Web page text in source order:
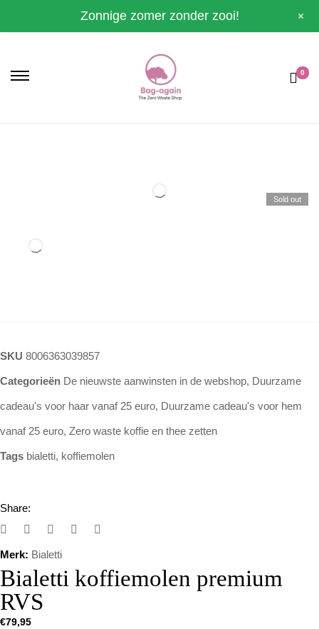
0
Sold out
SKU 8006363039857
Categorieën De nieuwste aanwinsten in de webshop, Duurzame
cadeau's voor haar vanaf 25 euro, Duurzame cadeau's voor hem
vanaf 25 euro, Zero waste koffie en thee zetten
Tags bialetti, koffiemolen
Share:
Merk: Bialetti
Bialetti koffiemolen premium
RVS
€79,95
Zonnige zomer zonder zooi! +